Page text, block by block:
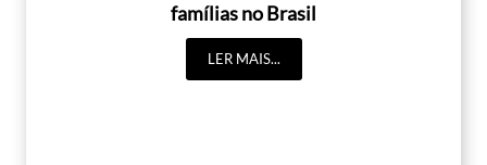
famílias no Brasil
LER MAIS...